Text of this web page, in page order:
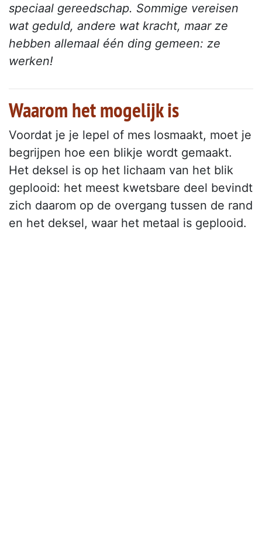
speciaal gereedschap. Sommige vereisen
wat geduld, andere wat kracht, maar ze
hebben allemaal één ding gemeen: ze
werken!
Waarom het mogelijk is
Voordat je je lepel of mes losmaakt, moet je
begrijpen hoe een blikje wordt gemaakt.
Het deksel is op het lichaam van het blik
geplooid: het meest kwetsbare deel bevindt
zich daarom op de overgang tussen de rand
en het deksel, waar het metaal is geplooid.